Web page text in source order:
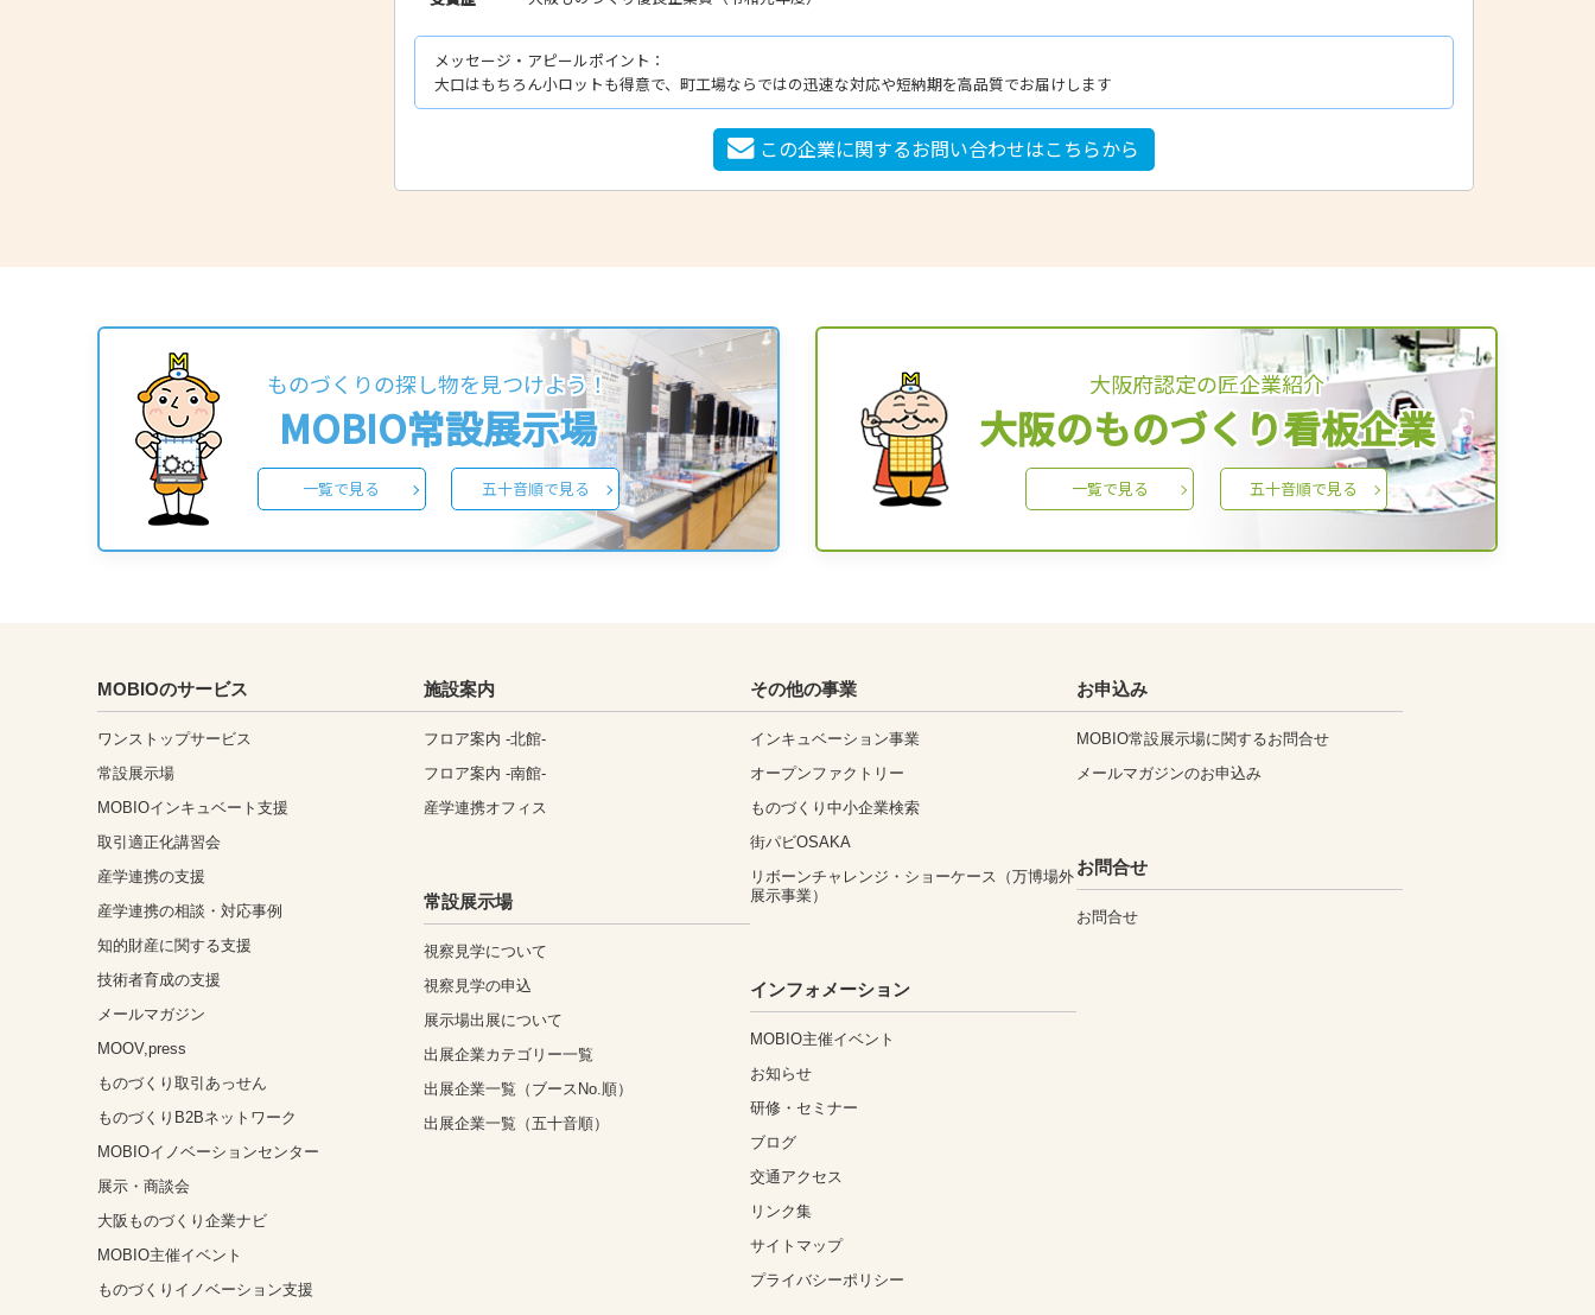
メッセージ・アピールポイント：
大口はもちろん小ロットも得意で、町工場ならではの迅速な対応や短納期を高品質でお届けします
この企業に関するお問い合わせはこちらから
ものづくりの探し物を見つけよう！
MOBIO常設展示場
一覧で見る 五十音順で見る
大阪府認定の匠企業紹介
大阪のものづくり看板企業
一覧で見る 五十音順で見る
MOBIOのサービス
ワンストップサービス
常設展示場
MOBIOインキュベート支援
取引適正化講習会
産学連携の支援
産学連携の相談・対応事例
知的財産に関する支援
技術者育成の支援
メールマガジン
MOOV,press
ものづくり取引あっせん
ものづくりB2Bネットワーク
MOBIOイノベーションセンター
展示・商談会
大阪ものづくり企業ナビ
MOBIO主催イベント
ものづくりイノベーション支援
施設案内
フロア案内 -北館-
フロア案内 -南館-
産学連携オフィス
常設展示場
視察見学について
視察見学の申込
展示場出展について
出展企業カテゴリー一覧
出展企業一覧（ブースNo.順）
出展企業一覧（五十音順）
その他の事業
インキュベーション事業
オープンファクトリー
ものづくり中小企業検索
街パビOSAKA
リボーンチャレンジ・ショーケース（万博場外
展示事業）
インフォメーション
MOBIO主催イベント
お知らせ
研修・セミナー
ブログ
交通アクセス
リンク集
サイトマップ
プライバシーポリシー
お申込み
MOBIO常設展示場に関するお問合せ
メールマガジンのお申込み
お問合せ
お問合せ